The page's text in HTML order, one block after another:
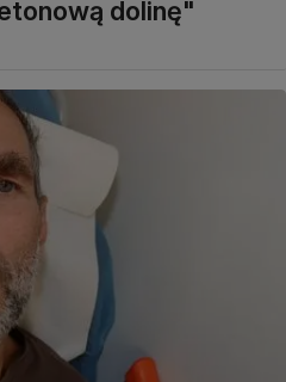
dolinę"